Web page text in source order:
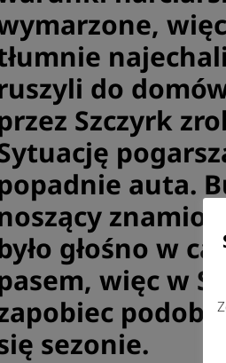
do
Szczyrk
auta.
głośno w
więc w
sezonie.